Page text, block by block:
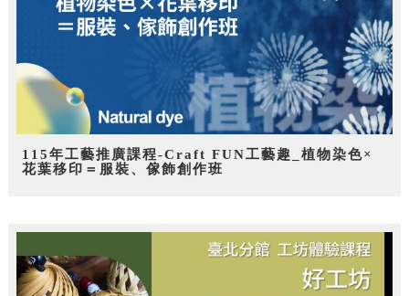
115年工藝推廣課程-Craft FUN工藝趣_植物染色×
花葉移印＝服裝、傢飾創作班